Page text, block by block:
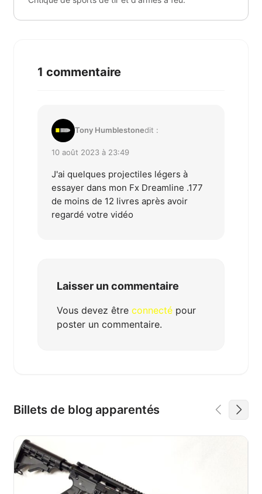
1 commentaire
Tony Humblestonedit :
10 août 2023 à 23:49
J'ai quelques projectiles légers à
essayer dans mon Fx Dreamline .177
de moins de 12 livres après avoir
regardé votre vidéo
Laisser un commentaire
Vous devez être connecté pour
poster un commentaire.
Billets de blog apparentés